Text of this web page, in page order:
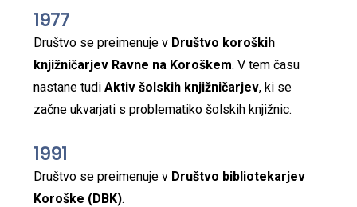
1977
Društvo se preimenuje v Društvo koroških
knjižničarjev Ravne na Koroškem. V tem času
nastane tudi Aktiv šolskih knjižničarjev, ki se
začne ukvarjati s problematiko šolskih knjižnic.
1991
Društvo se preimenuje v Društvo bibliotekarjev
Koroške (DBK).